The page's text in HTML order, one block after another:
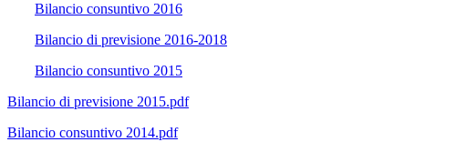
Bilancio consuntivo 2016
Bilancio di previsione 2016-2018
Bilancio consuntivo 2015
Bilancio di previsione 2015.pdf
Bilancio consuntivo 2014.pdf